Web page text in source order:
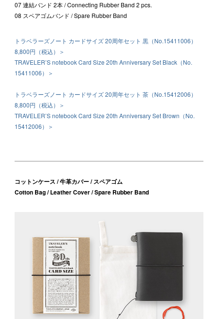
07 連結バンド 2本 / Connecting Rubber Band 2 pcs.
08 スペアゴムバンド / Spare Rubber Band
トラベラーズノート カードサイズ 20周年セット 黒（No.15411006）
8,800円（税込）＞
TRAVELER’S notebook Card Size 20th Anniversary Set Black（No.
15411006）＞
トラベラーズノート カードサイズ 20周年セット 茶（No.15412006）
8,800円（税込）＞
TRAVELER’S notebook Card Size 20th Anniversary Set Brown（No.
15412006）＞
コットンケース / 牛革カバー / スペアゴム
Cotton Bag / Leather Cover / Spare Rubber Band